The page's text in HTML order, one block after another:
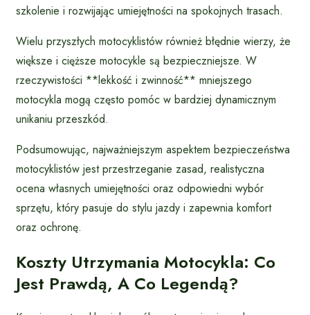
szkolenie i rozwijając umiejętności na spokojnych trasach.
Wielu przyszłych motocyklistów również błędnie wierzy, że
większe i cięższe motocykle są bezpieczniejsze. W
rzeczywistości **lekkość i zwinność** mniejszego
motocykla mogą często pomóc w bardziej dynamicznym
unikaniu przeszkód.
Podsumowując, najważniejszym aspektem bezpieczeństwa
motocyklistów jest przestrzeganie zasad, realistyczna
ocena własnych umiejętności oraz odpowiedni wybór
sprzętu, który pasuje do stylu jazdy i zapewnia komfort
oraz ochronę.
Koszty Utrzymania Motocykla: Co
Jest Prawdą, A Co Legendą?